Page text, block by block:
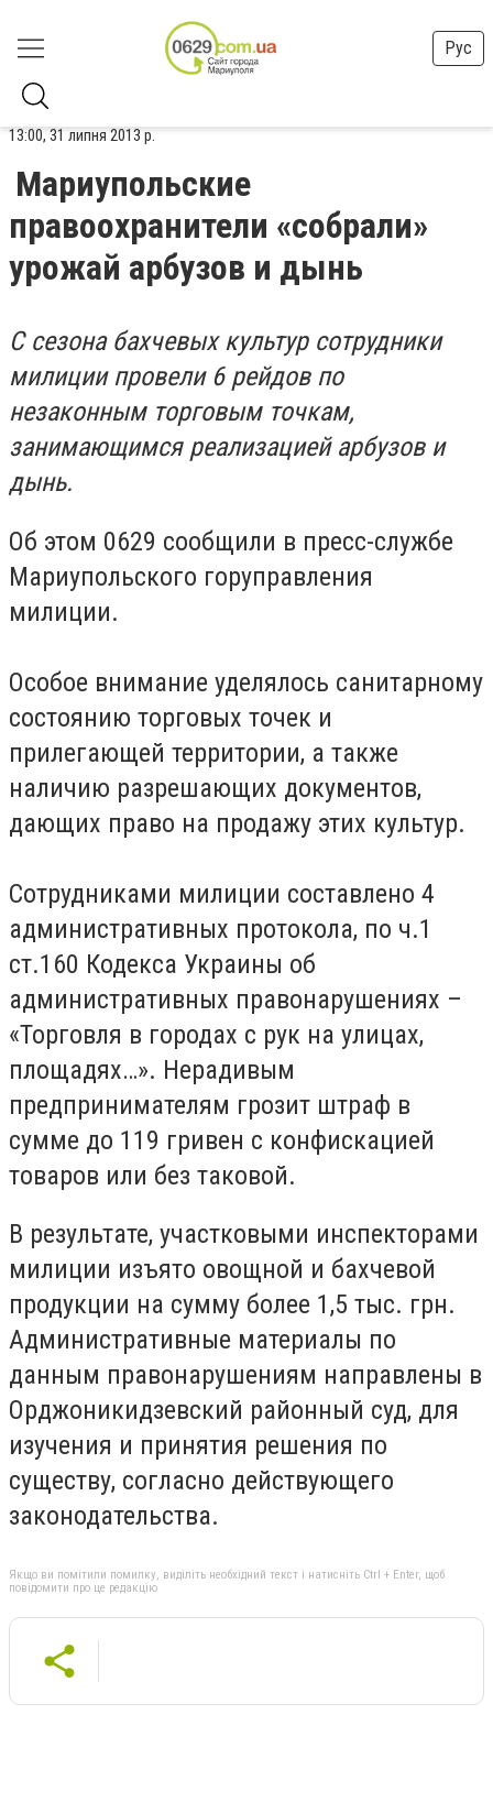
Рус
13:00, 31 липня 2013 р.
Мариупольские
правоохранители «собрали»
урожай арбузов и дынь
С сезона бахчевых культур сотрудники
милиции провели 6 рейдов по
незаконным торговым точкам,
занимающимся реализацией арбузов и
дынь.
Об этом 0629 сообщили в пресс-службе
Мариупольского горуправления
милиции.
Особое внимание уделялось санитарному
состоянию торговых точек и
прилегающей территории, а также
наличию разрешающих документов,
дающих право на продажу этих культур.
Сотрудниками милиции составлено 4
административных протокола, по ч.1
ст.160 Кодекса Украины об
административных правонарушениях –
«Торговля в городах с рук на улицах,
площадях…». Нерадивым
предпринимателям грозит штраф в
сумме до 119 гривен с конфискацией
товаров или без таковой.
В результате, участковыми инспекторами
милиции изъято овощной и бахчевой
продукции на сумму более 1,5 тыс. грн.
Административные материалы по
данным правонарушениям направлены в
Орджоникидзевский районный суд, для
изучения и принятия решения по
существу, согласно действующего
законодательства.
Якщо ви помітили помилку, виділіть необхідний текст і натисніть Ctrl + Enter, щоб
повідомити про це редакцію